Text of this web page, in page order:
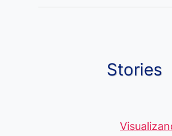
Stories
de 5